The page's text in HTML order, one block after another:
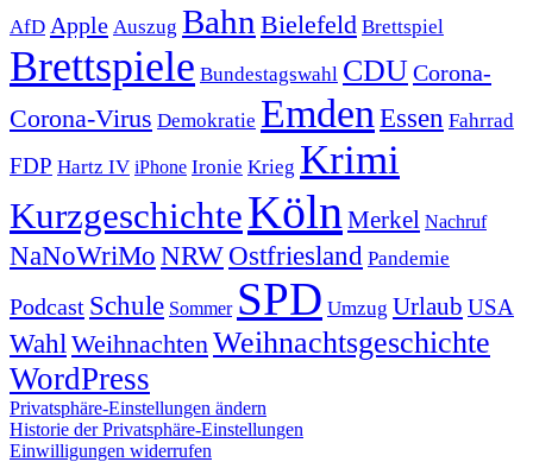
AfD Apple Auszug Bahn Bielefeld Brettspiel
Brettspiele Bundestagswahl CDUCorona-
Corona-Virus Demokratie Emden Essen Fahrrad
FDP Hartz IV iPhone Ironie Krieg Krimi
KurzgeschichteKöln Merkel Nachruf
NaNoWriMo NRWOstfriesland Pandemie
Podcast Schule Sommer SPD Umzug Urlaub USA
Wahl Weihnachten Weihnachtsgeschichte
WordPress
Privatsphäre-Einstellungen ändern
Historie der Privatsphäre-Einstellungen
Einwilligungen widerrufen